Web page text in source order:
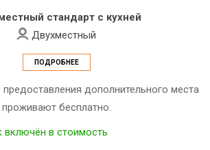
стандарт с кухней
Двухместный
ПОДРОБНЕЕ
дополнительного места
проживают бесплатно.
включён в стоимость